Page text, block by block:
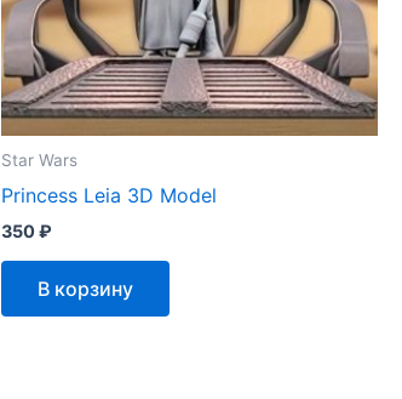
Star Wars
Princess Leia 3D Model
350₽
В корзину